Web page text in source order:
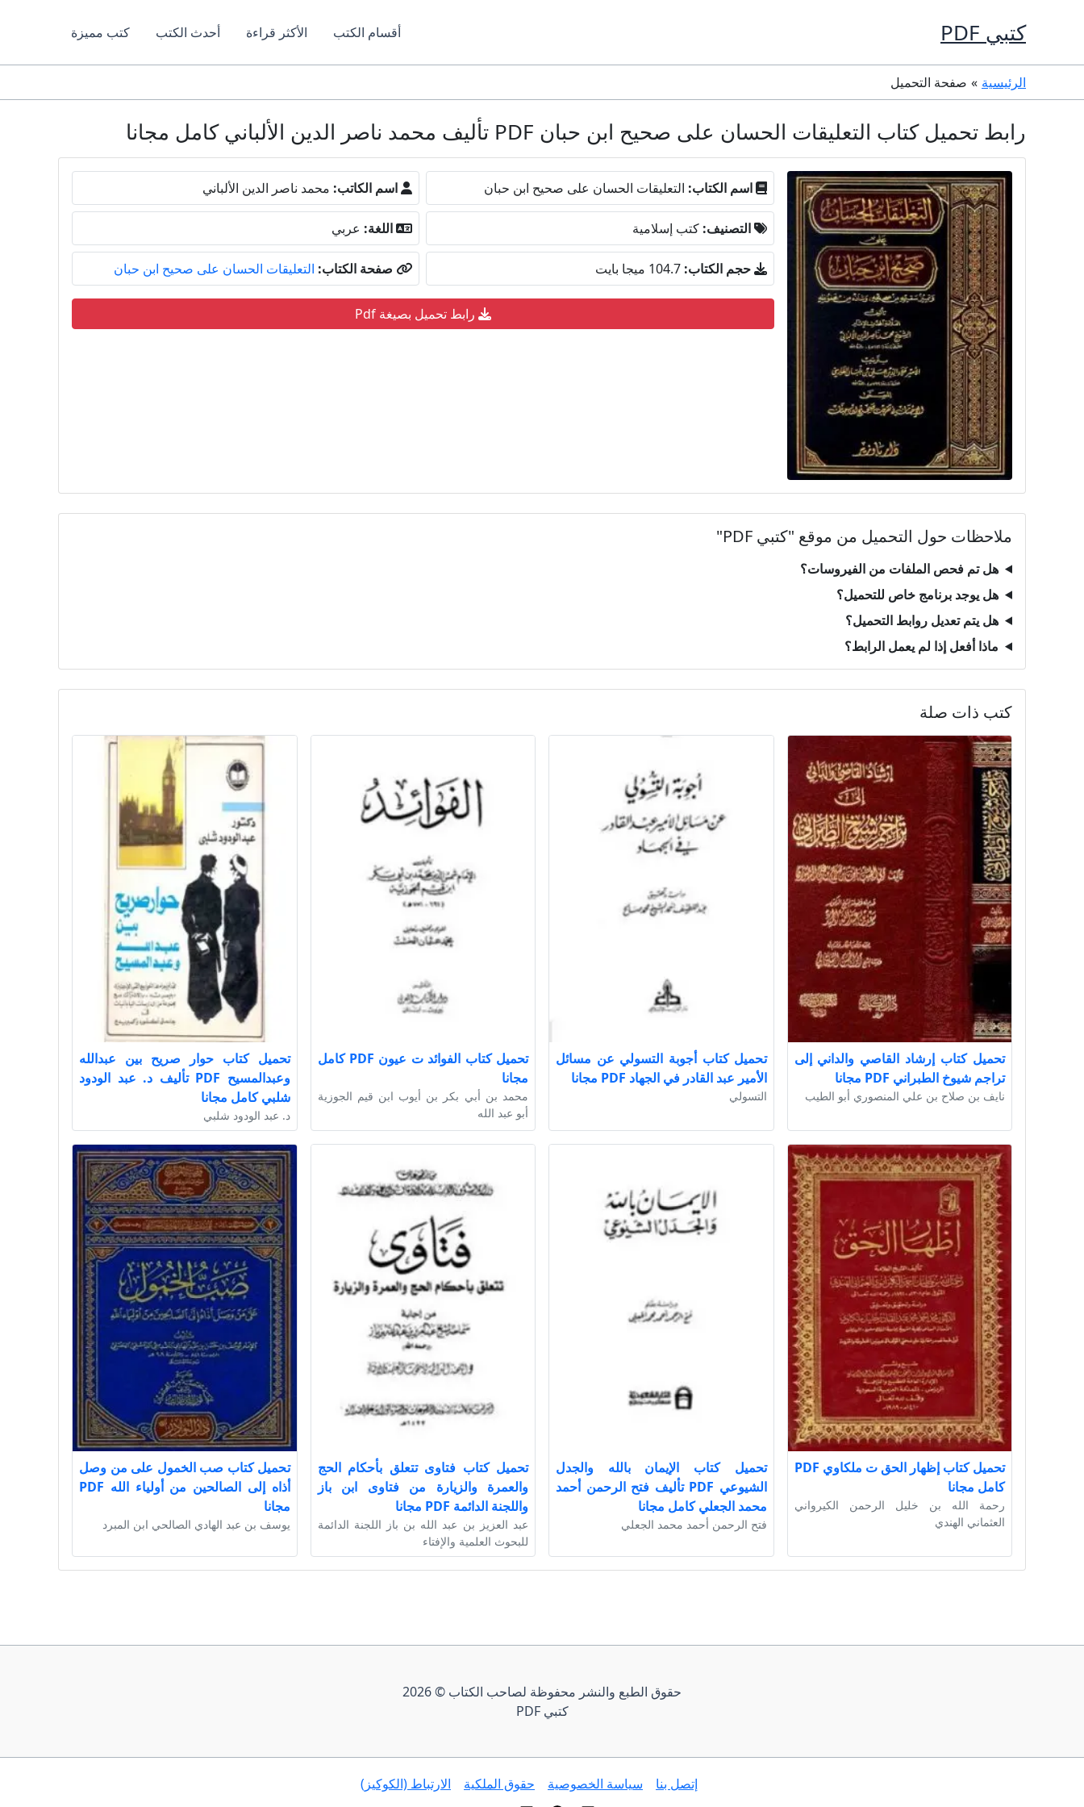
كتبي PDF أقسام الكتب الأكثر قراءة أحدث الكتب كتب مميزة
الرئيسية صفحة التحميل
رابط تحميل كتاب التعليقات الحسان على صحيح ابن حبان PDF تأليف محمد ناصر الدين الألباني كامل مجانا
اسم الكتاب: التعليقات الحسان على صحيح ابن حبان اسم الكاتب: محمد ناصر الدين الألباني
التصنيف: كتب إسلامية اللغة: عربي
حجم الكتاب: 104.7 ميجا بايت صفحة الكتاب: التعليقات الحسان على صحيح ابن حبان
رابط تحميل بصيغة Pdf
ملاحظات حول التحميل من موقع "كتبي PDF"
هل تم فحص الملفات من الفيروسات؟
هل يوجد برنامج خاص للتحميل؟
هل يتم تعديل روابط التحميل؟
ماذا أفعل إذا لم يعمل الرابط؟
كتب ذات صلة
تحميل كتاب إرشاد القاصي والداني إلى
تراجم شيوخ الطبراني PDF مجانا
نايف بن صلاح بن علي المنصوري أبو الطيب
تحميل كتاب أجوبة التسولي عن مسائل
الأمير عبد القادر في الجهاد PDF مجانا
التسولي
تحميل كتاب الفوائد ت عيون PDF كامل
مجانا
محمد بن أبي بكر بن أيوب ابن قيم الجوزية
أبو عبد الله
تحميل كتاب حوار صريح بين عبدالله
وعبدالمسيح PDF تأليف د. عبد الودود
شلبي كامل مجانا
د. عبد الودود شلبي
تحميل كتاب إظهار الحق ت ملكاوي PDF
كامل مجانا
رحمة الله بن خليل الرحمن الكيرواني
العثماني الهندي
تحميل كتاب الإيمان بالله والجدل
الشيوعي PDF تأليف فتح الرحمن أحمد
محمد الجعلي كامل مجانا
فتح الرحمن أحمد محمد الجعلي
تحميل كتاب فتاوى تتعلق بأحكام الحج
والعمرة والزيارة من فتاوى ابن باز
واللجنة الدائمة PDF مجانا
عبد العزيز بن عبد الله بن باز اللجنة الدائمة
للبحوث العلمية والإفتاء
تحميل كتاب صب الخمول على من وصل
أذاه إلى الصالحين من أولياء الله PDF
مجانا
يوسف بن عبد الهادي الصالحي ابن المبرد
حقوق الطبع والنشر محفوظة لصاحب الكتاب © 2026
كتبي PDF
إتصل بنا سياسة الخصوصية حقوق الملكية الارتباط (الكوكيز)